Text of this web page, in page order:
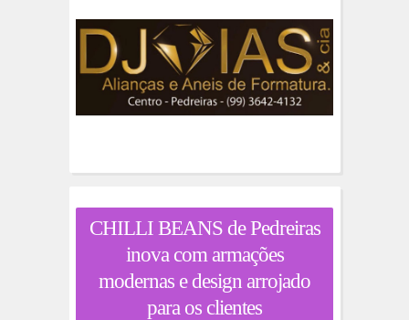
CHILLI BEANS de Pedreiras
inova com armações
modernas e design arrojado
para os clientes